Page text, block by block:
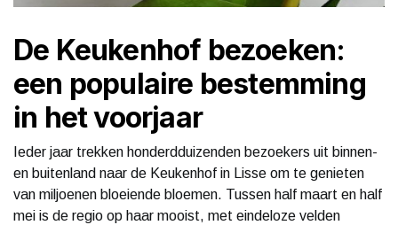
De Keukenhof bezoeken:
een populaire bestemming
in het voorjaar
Ieder jaar trekken honderdduizenden bezoekers uit binnen-
en buitenland naar de Keukenhof in Lisse om te genieten
van miljoenen bloeiende bloemen. Tussen half maart en half
mei is de regio op haar mooist, met eindeloze velden